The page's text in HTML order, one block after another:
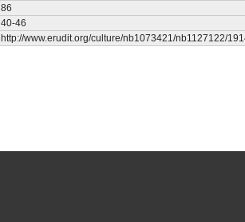
86
40-46
http://www.erudit.org/culture/nb1073421/nb1127122/